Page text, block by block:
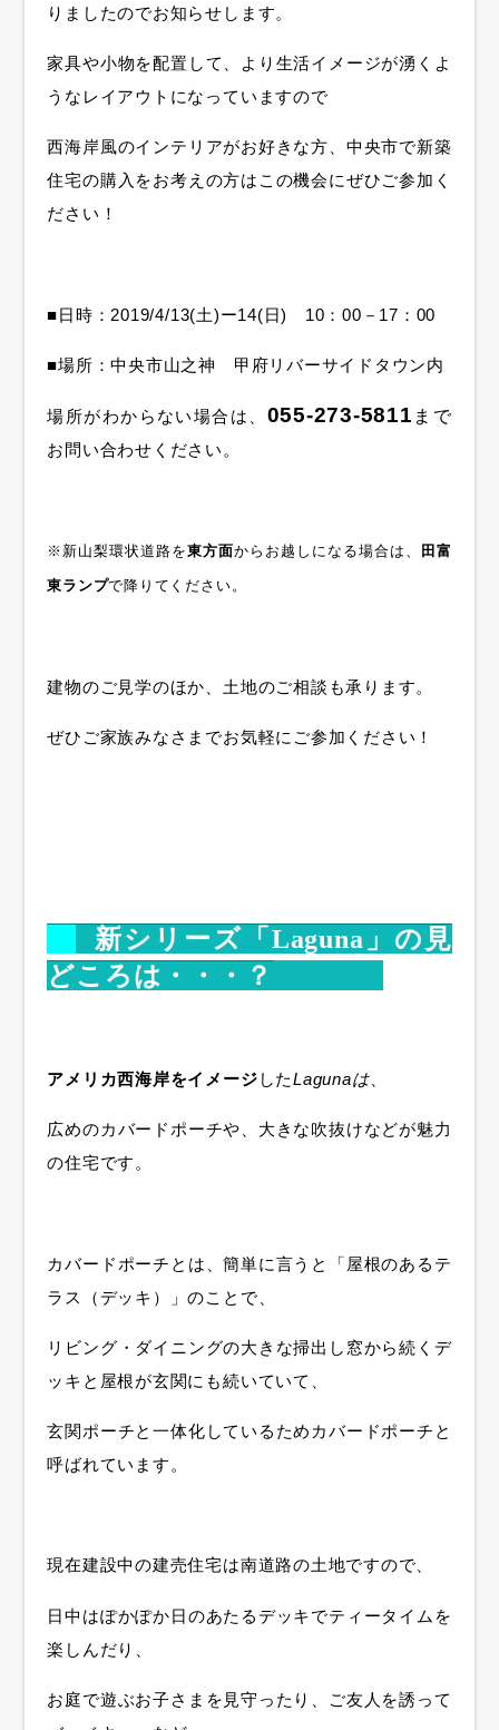
りましたのでお知らせします。
家具や小物を配置して、より生活イメージが湧くよ
うなレイアウトになっていますので
西海岸風のインテリアがお好きな方、中央市で新築
住宅の購入をお考えの方はこの機会にぜひご参加く
ださい！
■日時：2019/4/13(土)ー14(日) 10：00－17：00
■場所：中央市山之神 甲府リバーサイドタウン内
場所がわからない場合は、 055-273-5811 まで
お問い合わせください。
※新山梨環状道路を東方面からお越しになる場合は、 田富
東ランプで降りてください。
建物のご見学のほか、土地のご相談も承ります。
ぜひご家族みなさまでお気軽にご参加ください！
新シリーズ「Laguna」の見
どころは・・・？
アメリカ西海岸をイメージ したLagunaは
広めのカバードポーチや、大きな吹抜けなどが魅力
の住宅です。
カバードポーチとは、簡単に言うと「屋根のあるテ
ラス（デッキ）」のことで、
リビング・ダイニングの大きな掃出し窓から続くデ
ッキと屋根が玄関にも続いていて、
玄関ポーチと一体化しているためカバードポーチと
呼ばれています。
現在建設中の建売住宅は南道路の土地ですので、
日中はぽかぽか日のあたるデッキでティータイムを
楽しんだり、
お庭で遊ぶお子さまを見守ったり、ご友人を誘って